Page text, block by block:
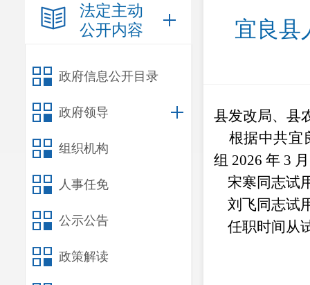
法定主动
公开内容
政府信息公开目录
政府领导
组织机构
人事任免
公示公告
政策解读
宜良县
县发改局、县
根据中共宜
组 2026 年 3
宋寒同志试
刘飞同志试
任职时间从